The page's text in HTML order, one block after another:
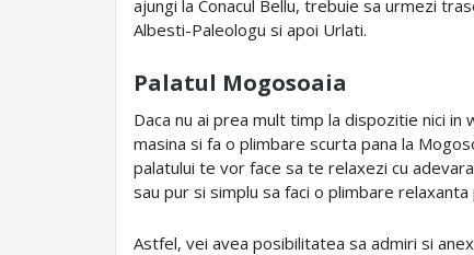
ajungi la Conacul Bellu, trebuie sa urmezi
Albesti-Paleologu si apoi Urlati.
Palatul Mogosoaia
Daca nu ai prea mult timp la dispozitie nici
masina si fa o plimbare scurta pana la
palatului te vor face sa te relaxezi cu
sau pur si simplu sa faci o plimbare relaxanta
Astfel, vei avea posibilitatea sa admiri si